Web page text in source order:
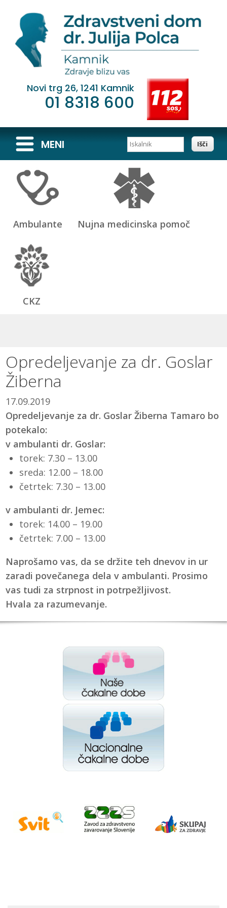
Novi trg 26, 1241 Kamnik
01 8318 600
MENI Iskalnik
Ambulante Nujna medicinska pomoč
CKZ
Opredeljevanje za dr. Goslar
Žiberna
17.09.2019
Opredeljevanje za dr. Goslar Žiberna Tamaro bo
potekalo:
v ambulanti dr. Goslar:
torek: 7.30 – 13.00
sreda: 12.00 – 18.00
četrtek: 7.30 – 13.00
v ambulanti dr. Jemec:
torek: 14.00 – 19.00
četrtek: 7.00 – 13.00
Naprošamo vas, da se držite teh dnevov in ur
zaradi povečanega dela v ambulanti. Prosimo
vas tudi za strpnost in potrpežljivost.
Hvala za razumevanje.